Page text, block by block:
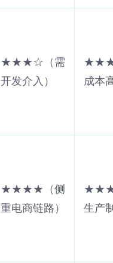
★★★☆（需
开发介入）
成本
★★★★（侧
重电商链路）
生产